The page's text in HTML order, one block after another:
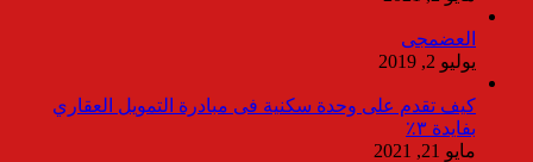
العضمجى
يوليو 2, 2019
كيف تقدم على وحدة سكنية فى مبادرة التمويل العقاري
بفايدة ٣٪
مايو 21, 2021